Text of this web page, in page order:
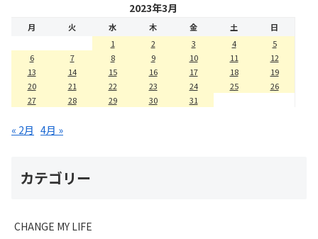
2023年3月
月 火 水 木 金 土
日
1
2 3 4
5
6
7 8 9 10 11
12
13
14 15 16 17 18
19
20
21 22 23 24 25
26
27
28 29 30 31
« 2月 4月 »
カテゴリー
CHANGE MY LIFE